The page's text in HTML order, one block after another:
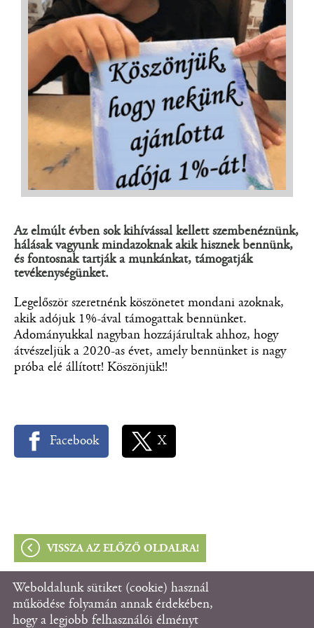
Az elmúlt évben sok kihívással kellett szembenéznünk,
hálásak vagyunk mindazoknak akik hisznek bennünk,
és fontosnak tartják a munkánkat, támogatják
tevékenységünket.
Legelőször szeretnénk köszönetet mondani azoknak,
akik adójuk 1%-ával támogattak bennünket.
Adományukkal nagyban hozzájárultak ahhoz, hogy
átvészeljük a 2020-as évet, amely bennünket is nagy
próba elé állított! Köszönjük!!
Facebook X
VISSZA AZ ELŐZŐ OLDALRA!
© 2026 - Fanni Házat Támogató Alapítvány
Weboldalunk sütiket (cookie) használ
működése folyamán annak érdekében,
hogy a legjobb felhasználói élményt